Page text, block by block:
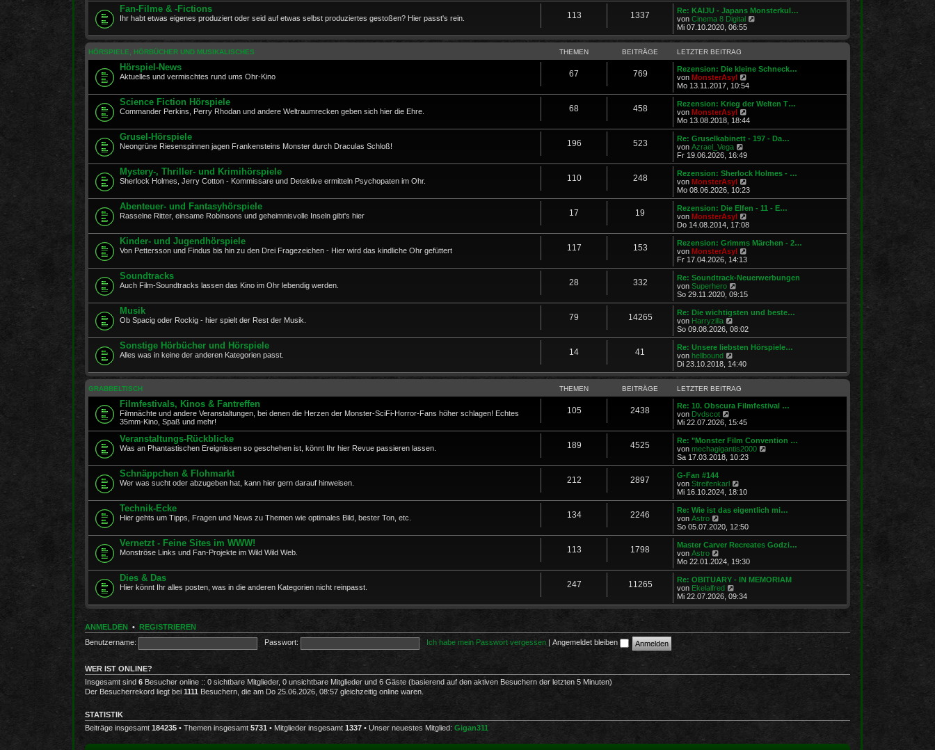
r
B
e
i
t
r
a
g
e
s
t
r
e
i
t
r
g
Fan-Filme & -Fictions
Ihr habt etwas eigenes produziert oder seid auf etwas selbst produziertes gestoßen? Hier passt's rein. 113 1337
Re: KAIJU - Japans Monsterkul…
von Cinema 8 Digital
u
e
t
e
e
i
g
Mi 07.10.2020, 06:55
HÖRSPIELE, HÖRBÜCHER UND MUSIKALISCHES THEMEN BEITRÄGE LETZTER BEITRAG
Hörspiel-News
Aktuelles und vermischtes rund ums Ohr-Kino 67 769
Rezension: Die kleine Schneck…
von MonsterAsyl
e
u
e
t
r
g
Mo 13.11.2017, 10:54
Science Fiction Hörspiele
Commander Perkins, Perry Rhodan und andere Weltraumrecken geben sich hier die Ehre. 68 458
Rezension: Krieg der Welten T…
von MonsterAsyl
e
u
r
B
e
i
r
g
Mo 13.08.2018, 18:44
Grusel-Hörspiele
Neongrüne Riesenspinnen jagen Frankensteins Monster durch Draculas Schloß! 196 523
Re: Gruselkabinett - 197 - Da…
von Azrael_Vega
e
u
e
s
t
r
B
e
i
r
a
g
Fr 19.06.2026, 16:49
Mystery-, Thriller- und Krimihörspiele
Sherlock Holmes, Jerry Cotton - Kommissare und Detektive ermitteln Psychopaten im Ohr. 110 248
Rezension: Sherlock Holmes - …
von MonsterAsyl
e
u
e
t
B
r
g
Mo 08.06.2026, 10:23
Abenteuer- und Fantasyhörspiele
Rasselne Ritter, einsame Robinsons und geheimnisvolle Inseln gibt's hier 17 19
Rezension: Die Elfen - 11 - E…
von MonsterAsyl
e
u
e
B
e
i
r
g
Do 14.08.2014, 17:08
Kinder- und Jugendhörspiele
Von Pettersson und Findus bis hin zu den Drei Fragezeichen - Hier wird das kindliche Ohr gefüttert 117 153
Rezension: Grimms Märchen - 2…
von MonsterAsyl
u
e
t
B
e
i
r
Fr 17.04.2026, 14:13
Soundtracks
Auch Film-Soundtracks lassen das Kino im Ohr lebendig werden. 28 332
Re: Soundtrack-Neuerwerbungen
von Superhero
e
u
e
t
r
B
e
i
t
r
a
g
So 29.11.2020, 09:15
Musik
Ob Spacig oder Rockig - hier spielt der Rest der Musik. 79 14265
Re: Die wichtigsten und beste…
von Harryzilla
e
u
e
t
r
B
e
i
r
g
So 09.08.2026, 08:02
Sonstige Hörbücher und Hörspiele
Alles was in keine der anderen Kategorien passt. 14 41
Re: Unsere liebsten Hörspiele…
von hellbound
e
u
e
s
t
e
B
e
i
t
r
Di 23.10.2018, 14:40
GRABBELTISCH THEMEN BEITRÄGE LETZTER BEITRAG
Filmfestivals, Kinos & Fantreffen
Filmnächte und andere Veranstaltungen, bei denen die Herzen der Monster-SciFi-Horror-Fans höher schlagen! Echtes
35mm-Kino, Spaß und mehr!
105 2438
Re: 10. Obscura Filmfestival …
von Dvdscot
e
u
e
s
t
B
e
i
r
g
Mi 22.07.2026, 15:45
Veranstaltungs-Rückblicke
Was an Phantastischen Ereignissen so geschehen ist, könnt Ihr hier Revue passieren lassen. 189 4525
Re: "Monster Film Convention …
von mechagigantis2000
u
B
r
Sa 17.03.2018, 10:23
Schnäppchen & Flohmarkt
Wer was sucht oder abzugeben hat, kann hier gern darauf hinweisen. 212 2897
G-Fan #144
von Streifenkarl
e
u
e
s
t
B
e
i
r
g
Mi 16.10.2024, 18:10
Technik-Ecke
Hier gehts um Tipps, Fragen und News zu Themen wie optimales Bild, bester Ton, etc. 134 2246
Re: Wie ist das eigentlich mi…
von Astro
e
u
e
t
r
B
e
i
t
g
So 05.07.2020, 12:50
Vernetzt - Feine Sites im WWW!
Monströse Links und Fan-Projekte im Wild Wild Web. 113 1798
Master Carver Recreates Godzi…
von Astro
e
u
e
s
t
r
i
Mo 22.01.2024, 19:30
Dies & Das
Hier könnt Ihr alles posten, was in die anderen Kategorien nicht reinpasst. 247 11265
Re: OBITUARY - IN MEMORIAM
von Ekelalfred
e
u
Mi 22.07.2026, 09:34
ANMELDEN • REGISTRIEREN
Benutzername:
Passwort: Ich habe mein Passwort vergessen Angemeldet bleiben
WER IST ONLINE?
Insgesamt sind 6 Besucher online :: 0 sichtbare Mitglieder, 0 unsichtbare Mitglieder und 6 Gäste (basierend auf den aktiven Besuchern der letzten 5 Minuten)
Der Besucherrekord liegt bei 1111 Besuchern, die am Do 25.06.2026, 08:57 gleichzeitig online waren.
STATISTIK
Beiträge insgesamt 184235 • Themen insgesamt 5731 • Mitglieder insgesamt 1337 • Unser neuestes Mitglied: Gigan311